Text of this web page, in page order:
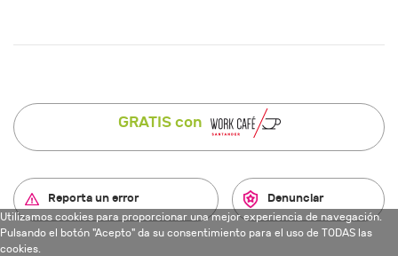
GRATIS con
Reporta un error Denunciar
Utilizamos cookies para proporcionar una mejor experiencia de navegación.
Pulsando el botón "Acepto" da su consentimiento para el uso de TODAS las
cookies.